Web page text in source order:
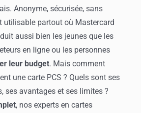
Anonyme, sécurisée, sans
utilisable partout où Mastercard
aussi bien les jeunes que les
en ligne ou les personnes
leur budget. Mais comment
une carte PCS ? Quels sont ses
ses avantages et ses limites ?
, nos experts en cartes